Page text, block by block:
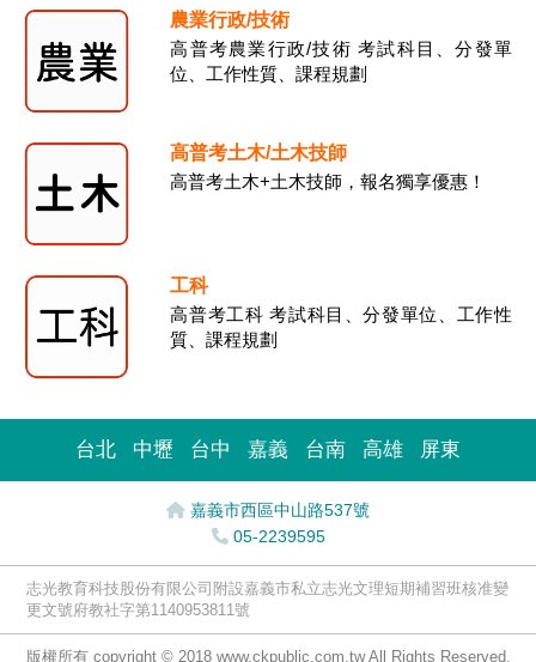
農業行政/技術
高普考農業行政/技術 考試科目、分發單
位、工作性質、課程規劃
高普考土木/土木技師
高普考土木+土木技師，報名獨享優惠！
工科
高普考工科 考試科目、分發單位、工作性
質、課程規劃
台北 中壢 台中 嘉義 台南 高雄 屏東
嘉義市西區中山路537號
05-2239595
志光教育科技股份有限公司附設嘉義市私立志光文理短期補習班核准變
更文號府教社字第1140953811號
版權所有 copyright © 2018 www.ckpublic.com.tw All Rights Reserved.